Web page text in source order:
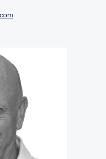
den die
wird auch die
erstattet.
angepasst.
Angebot.